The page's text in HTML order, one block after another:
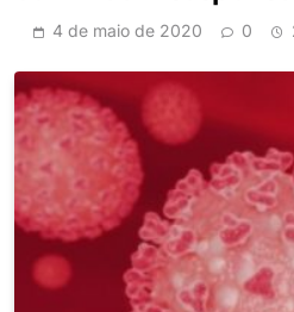
4 de maio de 2020 0